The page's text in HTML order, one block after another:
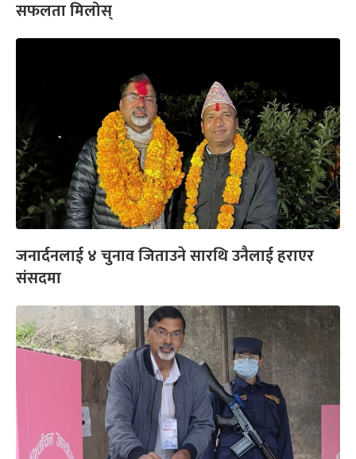
सफलता मिलोस्
जनार्दनलाई ४ चुनाव जिताउने सारथि उनैलाई हराएर
संसदमा